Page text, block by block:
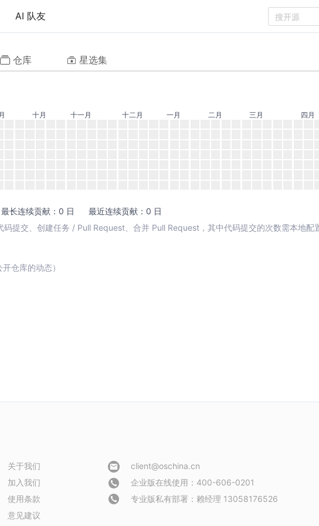
AI 队友
仓库 星选集
十月 十一月 十二月 一月 二月 三月 四月
最长连续贡献：0 日
最近连续贡献：0 日
码提交、创建任务 / Pull Request、合并 Pull Request，其中代码提交的次数需本地
仓库的动态）
关于我们
加入我们
使用条款
意见建议
client@oschina.cn
企业版在线使用：400-606-0201
专业版私有部署： 赖经理 13058176526